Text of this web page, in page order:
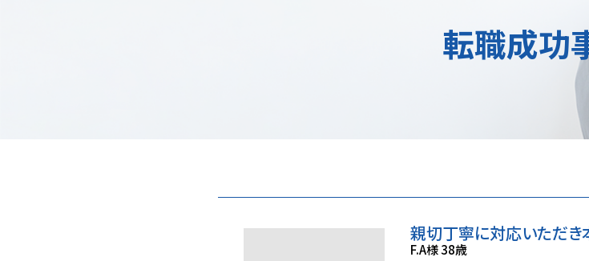
転職成功
親切丁寧に対応いただき
F.A様 38歳